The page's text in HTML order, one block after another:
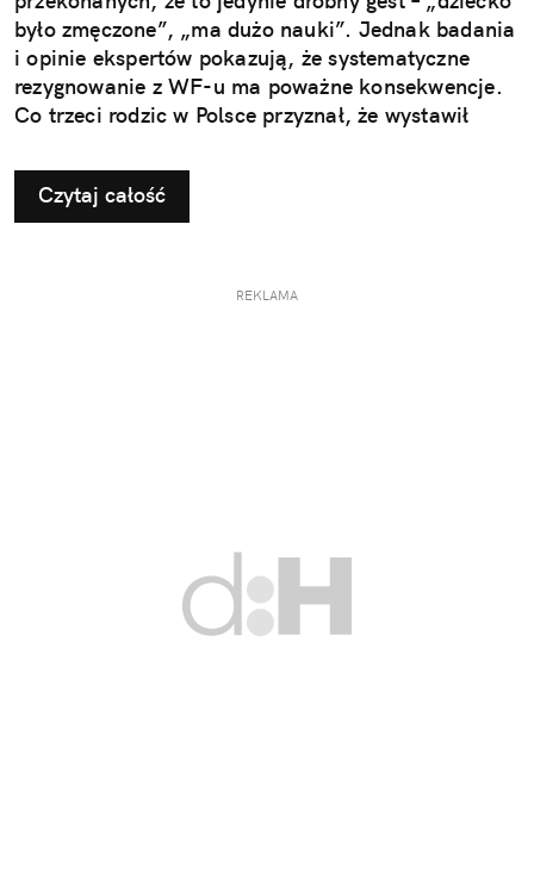
było zmęczone”, „ma dużo nauki”. Jednak badania
i opinie ekspertów pokazują, że systematyczne
rezygnowanie z WF-u ma poważne konsekwencje.
Co trzeci rodzic w Polsce przyznał, że wystawił
ruchowych. Ta pozornie niewinna decyzja w
dłuższej perspektywie odbiera najmłodszym szansę
na prawidłowy rozwój i budowanie odporności, a
ujawniają się dopiero w dorosłym życiu.
Czytaj całość
REKLAMA